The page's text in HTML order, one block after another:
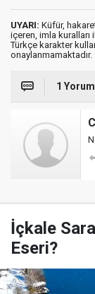
UYARI: Küfür,
içeren, imla kuralları
Türkçe karakter
onaylanmamaktadır.
1 Yorum
İçkale
Eseri?